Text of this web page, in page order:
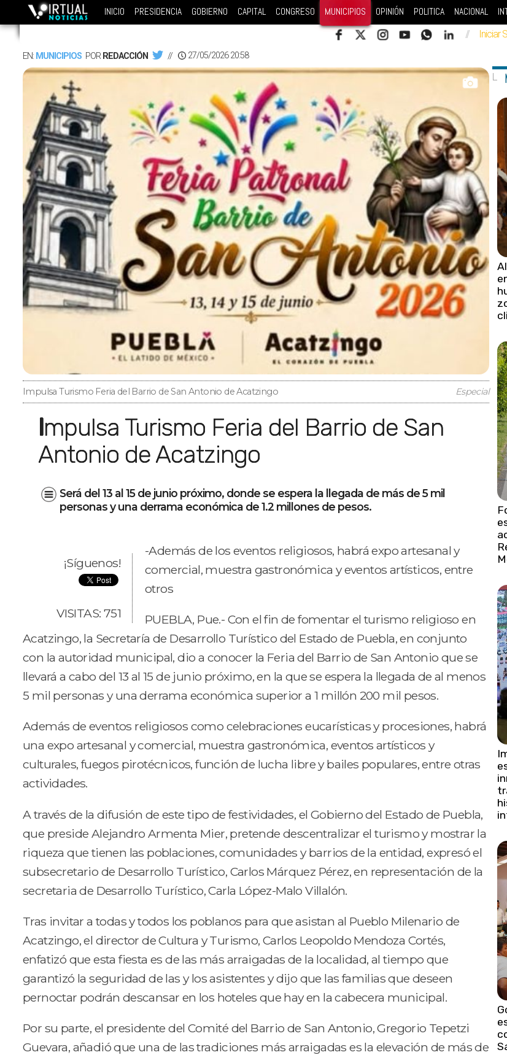
INICIO PRESIDENCIA GOBIERNO CAPITAL CONGRESO MUNICIPIOS OPINIÓN POLITICA NACIONAL
Iniciar
//
EN: MUNICIPIOS POR REDACCIÓN // 27/05/2026 20:58
Impulsa Turismo Feria del Barrio de San Antonio de Acatzingo Especial
Impulsa Turismo Feria del Barrio de San
Antonio de Acatzingo
Será del 13 al 15 de junio próximo, donde se espera la llegada de más de 5 mil
personas y una derrama económica de 1.2 millones de pesos.
¡Síguenos!
VISITAS: 751
-Además de los eventos religiosos, habrá expo artesanal y
comercial, muestra gastronómica y eventos artísticos, entre
otros
PUEBLA, Pue.- Con el fin de fomentar el turismo religioso en
Acatzingo, la Secretaría de Desarrollo Turístico del Estado de Puebla, en conjunto
con la autoridad municipal, dio a conocer la Feria del Barrio de San Antonio que se
llevará a cabo del 13 al 15 de junio próximo, en la que se espera la llegada de al menos
5 mil personas y una derrama económica superior a 1 millón 200 mil pesos.
Además de eventos religiosos como celebraciones eucarísticas y procesiones, habrá
una expo artesanal y comercial, muestra gastronómica, eventos artísticos y
culturales, fuegos pirotécnicos, función de lucha libre y bailes populares, entre otras
actividades.
A través de la difusión de este tipo de festividades, el Gobierno del Estado de Puebla,
que preside Alejandro Armenta Mier, pretende descentralizar el turismo y mostrar la
riqueza que tienen las poblaciones, comunidades y barrios de la entidad, expresó el
subsecretario de Desarrollo Turístico, Carlos Márquez Pérez, en representación de la
secretaria de Desarrollo Turístico, Carla López-Malo Villalón.
Tras invitar a todas y todos los poblanos para que asistan al Pueblo Milenario de
Acatzingo, el director de Cultura y Turismo, Carlos Leopoldo Mendoza Cortés,
enfatizó que esta fiesta es de las más arraigadas de la localidad, al tiempo que
garantizó la seguridad de las y los asistentes y dijo que las familias que deseen
pernoctar podrán descansar en los hoteles que hay en la cabecera municipal.
Por su parte, el presidente del Comité del Barrio de San Antonio, Gregorio Tepetzi
Guevara, añadió que una de las tradiciones más arraigadas es la elevación de más de